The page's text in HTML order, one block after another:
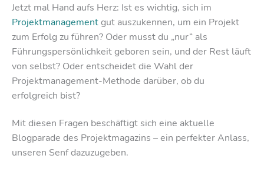
Jetzt mal Hand aufs Herz: Ist es wichtig, sich im
Projektmanagementgut auszukennen, um ein Projekt
zum Erfolg zu führen? Oder musst du „nur“ als
Führungspersönlichkeit geboren sein, und der Rest läuft
von selbst? Oder entscheidet die Wahl der
Projektmanagement-Methode darüber, ob du
erfolgreich bist?
Mit diesen Fragen beschäftigt sich eine aktuelle
Blogparade des Projektmagazins – ein perfekter Anlass,
unseren Senf dazuzugeben.